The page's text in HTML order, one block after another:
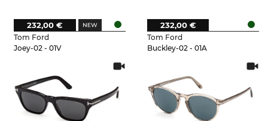
Tom Ford
Joey-02 - 01V
232,00 €
Tom Ford
Buckley-02 - 01A
232,00 €